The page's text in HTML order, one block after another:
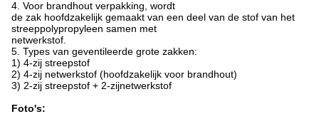
4. Voor brandhout verpakking, wordt
de zak hoofdzakelijk gemaakt van een deel van de stof van het
streeppolypropyleen samen met
netwerkstof.
5. Types van geventileerde grote zakken:
1) 4-zij streepstof
2) 4-zij netwerkstof (hoofdzakelijk voor brandhout)
3) 2-zij streepstof + 2-zijnetwerkstof
Foto's: